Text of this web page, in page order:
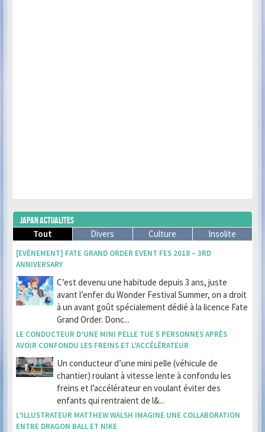
JAPAN ACTUALITES
Tout
Divers Culture Insolite
[EVÈNEMENT] FATE GRAND ORDER EVENT FES 2018 – 3RD
ANNIVERSARY
C’est devenu une habitude depuis 3 ans, juste
avant l’enfer du Wonder Festival Summer, on a droit
à un avant goût spécialement dédié à la licence Fate
Grand Order. Donc...
LE CONDUCTEUR D’UNE MINI PELLE TUE 5 PERSONNES APRÈS
AVOIR CONFONDU LES FREINS ET L’ACCÉLÉRATEUR
Un conducteur d’une mini pelle (véhicule de
chantier) roulant à vitesse lente à confondu les
freins et l’accélérateur en voulant éviter des
enfants qui rentraient de l&...
L’ILLUSTRATEUR MATTHEW WALSH IMAGINE UNE COLLABORATION
ENTRE DRAGON BALL ET NIKE